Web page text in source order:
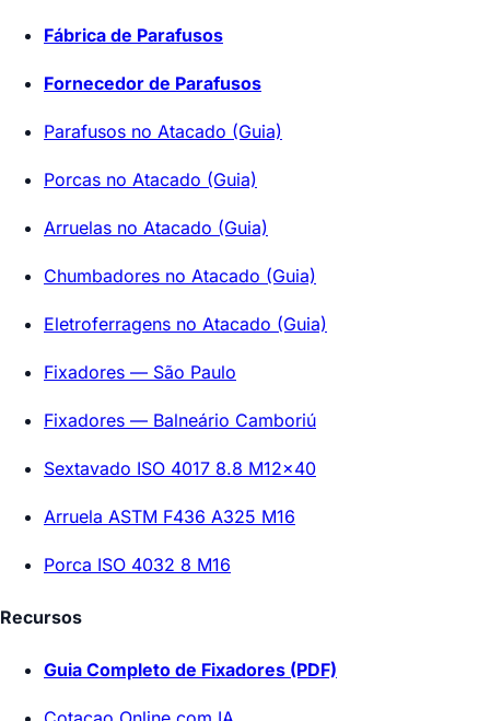
Fábrica de Parafusos
Fornecedor de Parafusos
Parafusos no Atacado (Guia)
Porcas no Atacado (Guia)
Arruelas no Atacado (Guia)
Chumbadores no Atacado (Guia)
Eletroferragens no Atacado (Guia)
Fixadores — São Paulo
Fixadores — Balneário Camboriú
Sextavado ISO 4017 8.8 M12x40
Arruela ASTM F436 A325 M16
Porca ISO 4032 8 M16
Recursos
Guia Completo de Fixadores (PDF)